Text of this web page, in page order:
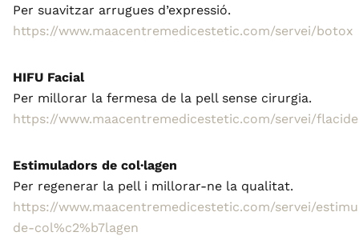
Per suavitzar arrugues d’expressió.
https://www.maacentremedicestetic.com/servei/botox
HIFU Facial
Per millorar la fermesa de la pell sense cirurgia.
https://www.maacentremedicestetic.com/servei/
Estimuladors de col·lagen
Per regenerar la pell i millorar-ne la qualitat.
https://www.maacentremedicestetic.com/servei/
de-col%c2%b7lagen